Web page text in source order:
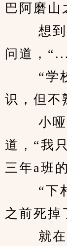
巴阿磨山
想到此
问道，
“学校
识，但不
小哑巴
道，“我
三年a班
“下村
之前死掉
就在小